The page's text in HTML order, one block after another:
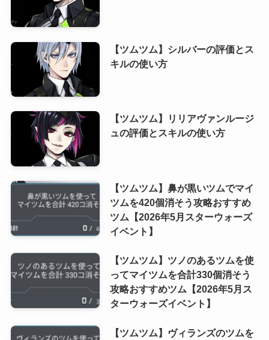
【ツムツム】シルバーの評価とス
キルの使い方
【ツムツム】リリアヴァンルージ
ュの評価とスキルの使い方
【ツムツム】鼻が黒いツムでマイ
ツムを420個消そう攻略おすすめ
ツム【2026年5月スターウォーズ
イベント】
【ツムツム】ツノのあるツムを使
ってマイツムを合計330個消そう
攻略おすすめツム【2026年5月ス
ターウォーズイベント】
【ツムツム】ヴィランズのツムを